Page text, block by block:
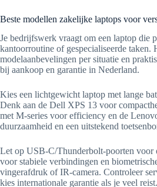
Beste modellen zakelijke laptops voor
Je bedrijfswerk vraagt om een laptop die
kantoorroutine of gespecialiseerde taken.
modelaanbevelingen per situatie en
bij aankoop en garantie in Nederland.
Kies een lichtgewicht laptop met lange
Denk aan de Dell XPS 13 voor
met M-series voor efficiency en de
duurzaamheid en een uitstekend
Let op USB-C/Thunderbolt-poorten voor
voor stabiele verbindingen en
vingerafdruk of IR-camera. Controleer
kies internationale garantie als je veel reist.